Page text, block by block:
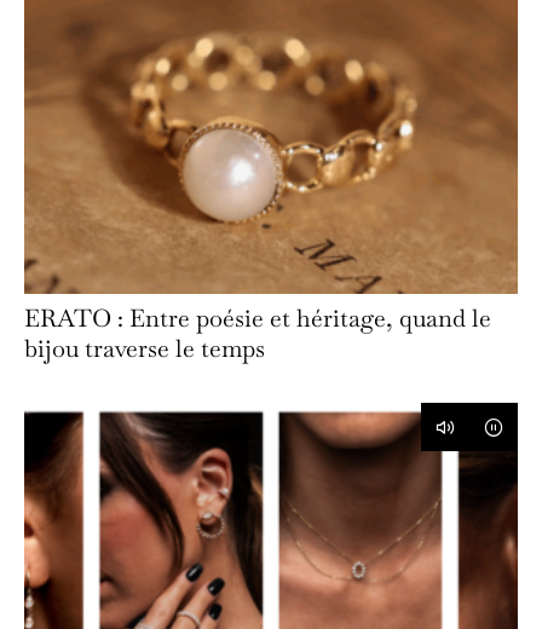
ERATO : Entre poésie et héritage, quand le
bijou traverse le temps